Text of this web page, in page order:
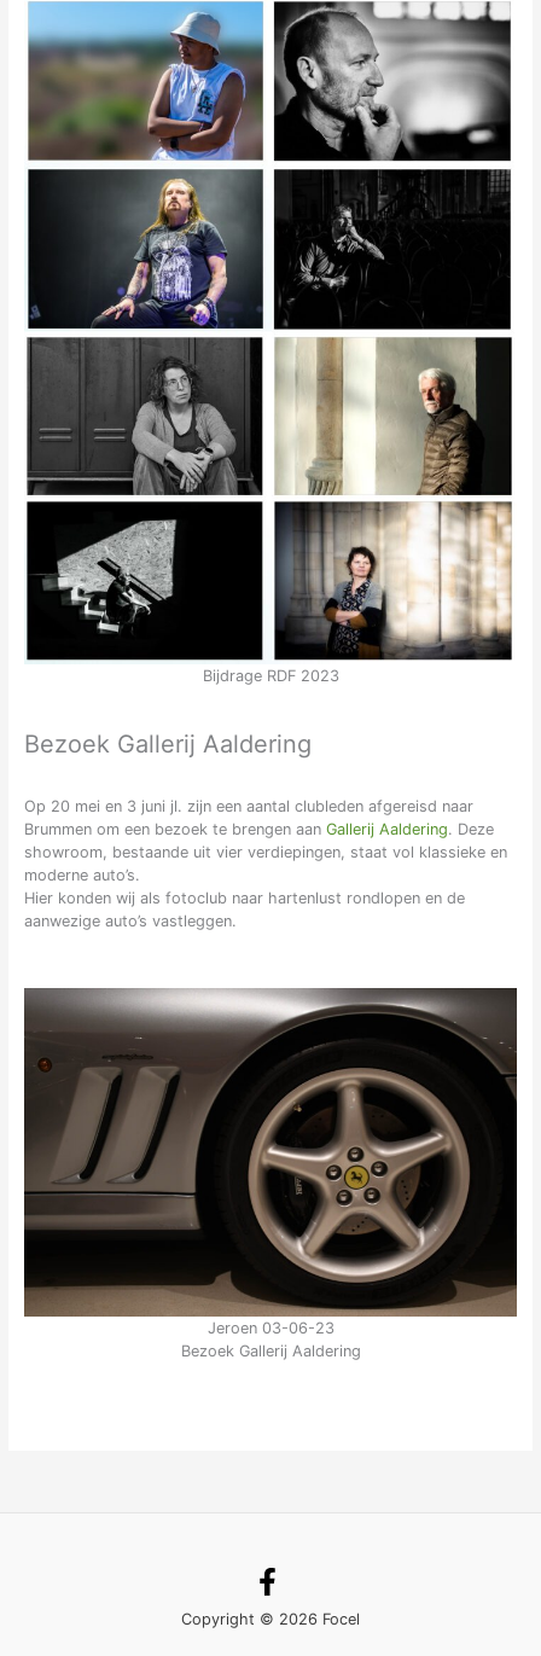
Bijdrage RDF 2023
Bezoek Gallerij Aaldering
Op 20 mei en 3 juni jl. zijn een aantal clubleden afgereisd naar
Brummen om een bezoek te brengen aanGallerij Aaldering. Deze
showroom, bestaande uit vier verdiepingen, staat vol klassieke en
moderne auto’s.
Hier konden wij als fotoclub naar hartenlust rondlopen en de
aanwezige auto’s vastleggen.
Jeroen 03-06-23
Bezoek Gallerij Aaldering
Copyright © 2026 Focel